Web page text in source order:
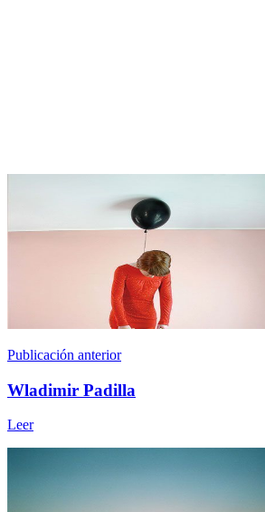
Publicación anterior
Wladimir Padilla
Leer